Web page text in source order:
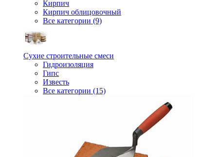
Кирпич
Кирпич облицовочный
Все категории (9)
Сухие строительные смеси
Гидроизоляция
Гипс
Известь
Все категории (15)